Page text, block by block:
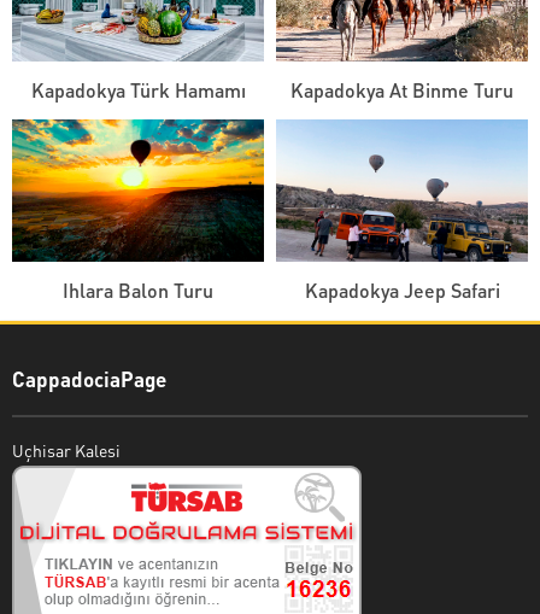
Kapadokya Türk Hamamı Kapadokya At Binme Turu
Ihlara Balon Turu Kapadokya Jeep Safari
CappadociaPage
Uçhisar Kalesi